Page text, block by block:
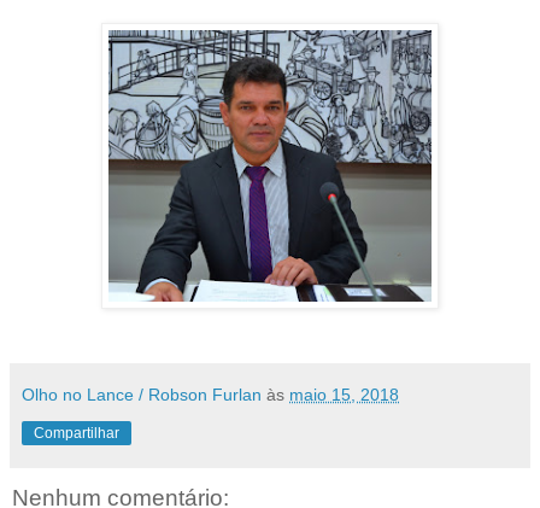
Olho no Lance / Robson Furlan às maio 15, 2018
Compartilhar
Nenhum comentário: